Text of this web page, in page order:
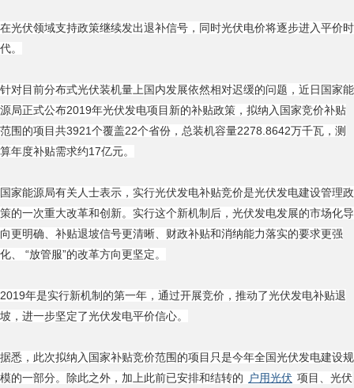
在光伏领域支持政策继续发出退补信号，同时光伏电价将逐步进入平价时
代。
针对目前分布式光伏装机量上国内发展依然相对迟缓的问题，近日国家能
源局正式公布2019年光伏发电项目新的补贴政策，拟纳入国家竞价补贴
范围的项目共3921个覆盖22个省份，总装机容量2278.8642万千瓦，测
算年度补贴需求约17亿元。
国家能源局有关人士表示，实行光伏发电补贴竞价是光伏发电建设管理政
策的一次重大改革和创新。实行这个新机制后，光伏发电发展的市场化导
向更明确、补贴退坡信号更清晰、财政补贴和消纳能力落实的要求更强
化、 “放管服”的改革方向更坚定。
2019年是实行新机制的第一年，通过开展竞价，推动了光伏发电补贴退
坡，进一步坚定了光伏发电平价信心。
据悉，此次拟纳入国家补贴竞价范围的项目只是今年全国光伏发电建设规
模的一部分。除此之外，加上此前已安排和结转的 户用光伏 项目、光伏